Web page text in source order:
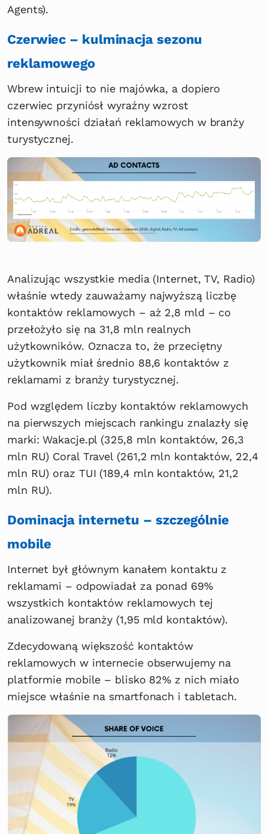
Agents).
Czerwiec – kulminacja sezonu
reklamowego
Wbrew intuicji to nie majówka, a dopiero
czerwiec przyniósł wyraźny wzrost
intensywności działań reklamowych w branży
turystycznej.
Analizując wszystkie media (Internet, TV, Radio)
właśnie wtedy zauważamy najwyższą liczbę
kontaktów reklamowych – aż 2,8 mld – co
przełożyło się na 31,8 mln realnych
użytkowników. Oznacza to, że przeciętny
użytkownik miał średnio 88,6 kontaktów z
reklamami z branży turystycznej.
Pod względem liczby kontaktów reklamowych
na pierwszych miejscach rankingu znalazły się
marki: Wakacje.pl (325,8 mln kontaktów, 26,3
mln RU) Coral Travel (261,2 mln kontaktów, 22,4
mln RU) oraz TUI (189,4 mln kontaktów, 21,2
mln RU).
Dominacja internetu – szczególnie
mobile
Internet był głównym kanałem kontaktu z
reklamami – odpowiadał za ponad 69%
wszystkich kontaktów reklamowych tej
analizowanej branży (1,95 mld kontaktów).
Zdecydowaną większość kontaktów
reklamowych w internecie obserwujemy na
platformie mobile – blisko 82% z nich miało
miejsce właśnie na smartfonach i tabletach.